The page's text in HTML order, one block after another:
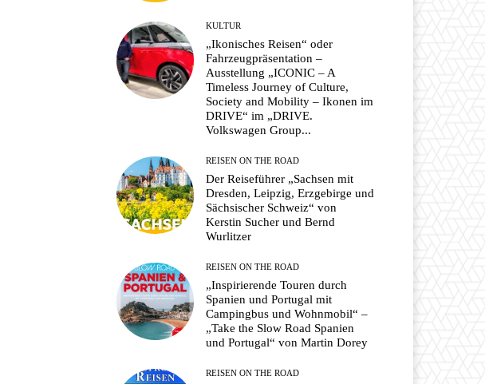
KULTUR
„Ikonisches Reisen“ oder
Fahrzeugpräsentation –
Ausstellung „ICONIC – A
Timeless Journey of Culture,
Society and Mobility – Ikonen im
DRIVE“ im „DRIVE.
Volkswagen Group...
REISEN ON THE ROAD
Der Reiseführer „Sachsen mit
Dresden, Leipzig, Erzgebirge und
Sächsischer Schweiz“ von
Kerstin Sucher und Bernd
Wurlitzer
REISEN ON THE ROAD
„Inspirierende Touren durch
Spanien und Portugal mit
Campingbus und Wohnmobil“ –
„Take the Slow Road Spanien
und Portugal“ von Martin Dorey
REISEN ON THE ROAD